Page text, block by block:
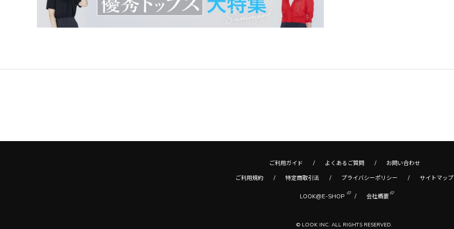
ご利用ガイド よくあるご質問 お問い合わせ
ご利用規約 特定商取引法 プライバシーポリシー サイトマップ
LOOK@E-SHOP 会社概要
© LOOK INC. ALL RIGHTS RESERVED.